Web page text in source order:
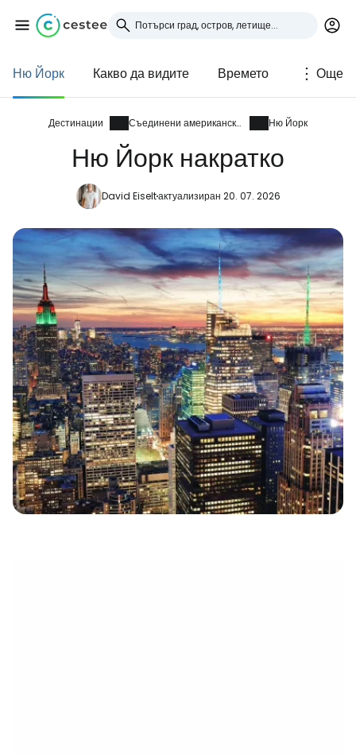
Ню Йорк Какво да видите Времето Още
Дестинации Съединени американски щати Ню Йорк
Ню Йорк накратко
David Eiseltактуализиран 20. 07. 2026
Влезте в Cestee
... световната общност на туристите
Продължете с Google
Продължете с Facebook
Продължете с имейл